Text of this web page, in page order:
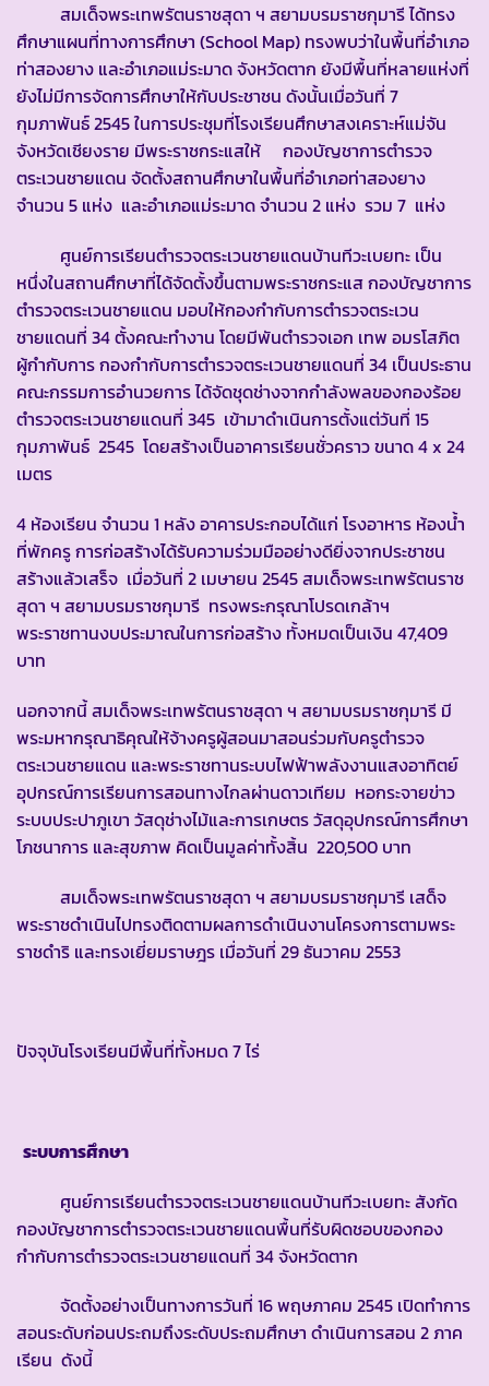
สมเด็จพระเทพรัตนราชสุดา ฯ สยามบรมราชกุมารี ได้ทรง
ศึกษาแผนที่ทางการศึกษา (School Map) ทรงพบว่าในพื้นที่อำเภอ
ท่าสองยาง และอำเภอแม่ระมาด จังหวัดตาก ยังมีพื้นที่หลายแห่งที่
ยังไม่มีการจัดการศึกษาให้กับประชาชน ดังนั้นเมื่อวันที่ 7
กุมภาพันธ์ 2545 ในการประชุมที่โรงเรียนศึกษาสงเคราะห์แม่จัน
จังหวัดเชียงราย มีพระราชกระแสให้ กองบัญชาการตำรวจ
ตระเวนชายแดน จัดตั้งสถานศึกษาในพื้นที่อำเภอท่าสองยาง
จำนวน 5 แห่ง และอำเภอแม่ระมาด จำนวน 2 แห่ง รวม 7 แห่ง
ศูนย์การเรียนตำรวจตระเวนชายแดนบ้านทีวะเบยทะ เป็น
หนึ่งในสถานศึกษาที่ได้จัดตั้งขึ้นตามพระราชกระแส กองบัญชาการ
ตำรวจตระเวนชายแดน มอบให้กองกำกับการตำรวจตระเวน
ชายแดนที่ 34 ตั้งคณะทำงาน โดยมีพันตำรวจเอก เทพ อมรโสภิต
ผู้กำกับการ กองกำกับการตำรวจตระเวนชายแดนที่ 34 เป็นประธาน
คณะกรรมการอำนวยการ ได้จัดชุดช่างจากกำลังพลของกองร้อย
ตำรวจตระเวนชายแดนที่ 345 เข้ามาดำเนินการตั้งแต่วันที่ 15
กุมภาพันธ์ 2545 โดยสร้างเป็นอาคารเรียนชั่วคราว ขนาด 4 x 24
เมตร
4 ห้องเรียน จำนวน 1 หลัง อาคารประกอบได้แก่ โรงอาหาร ห้องน้ำ
ที่พักครู การก่อสร้างได้รับความร่วมมืออย่างดียิ่งจากประชาชน
สร้างแล้วเสร็จ เมื่อวันที่ 2 เมษายน 2545 สมเด็จพระเทพรัตนราช
สุดา ฯ สยามบรมราชกุมารี ทรงพระกรุณาโปรดเกล้าฯ
พระราชทานงบประมาณในการก่อสร้าง ทั้งหมดเป็นเงิน 47,409
บาท
นอกจากนี้ สมเด็จพระเทพรัตนราชสุดา ฯ สยามบรมราชกุมารี มี
พระมหากรุณาธิคุณให้จ้างครูผู้สอนมาสอนร่วมกับครูตำรวจ
ตระเวนชายแดน และพระราชทานระบบไฟฟ้าพลังงานแสงอาทิตย์
อุปกรณ์การเรียนการสอนทางไกลผ่านดาวเทียม หอกระจายข่าว
ระบบประปาภูเขา วัสดุช่างไม้และการเกษตร วัสดุอุปกรณ์การศึกษา
โภชนาการ และสุขภาพ คิดเป็นมูลค่าทั้งสิ้น 220,500 บาท
สมเด็จพระเทพรัตนราชสุดา ฯ สยามบรมราชกุมารี เสด็จ
พระราชดำเนินไปทรงติดตามผลการดำเนินงานโครงการตามพระ
ราชดำริ และทรงเยี่ยมราษฎร เมื่อวันที่ 29 ธันวาคม 2553
ปัจจุบันโรงเรียนมีพื้นที่ทั้งหมด 7 ไร่
ระบบการศึกษา
ศูนย์การเรียนตำรวจตระเวนชายแดนบ้านทีวะเบยทะ สังกัด
กองบัญชาการตำรวจตระเวนชายแดนพื้นที่รับผิดชอบของกอง
กำกับการตำรวจตระเวนชายแดนที่ 34 จังหวัดตาก
จัดตั้งอย่างเป็นทางการวันที่ 16 พฤษภาคม 2545 เปิดทำการ
สอนระดับก่อนประถมถึงระดับประถมศึกษา ดำเนินการสอน 2 ภาค
เรียน ดังนี้